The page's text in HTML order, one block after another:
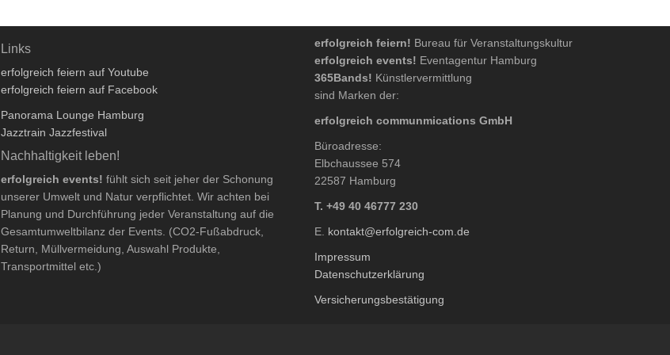
Links
erfolgreich feiern auf Youtube
erfolgreich feiern auf Facebook
Panorama Lounge Hamburg
Jazztrain Jazzfestival
Nachhaltigkeit leben!
erfolgreich events! fühlt sich seit jeher der Schonung
unserer Umwelt und Natur verpflichtet. Wir achten bei
Planung und Durchführung jeder Veranstaltung auf die
Gesamtumweltbilanz der Events. (CO2-Fußabdruck,
Return, Müllvermeidung, Auswahl Produkte,
Transportmittel etc.)
erfolgreich feiern! Bureau für Veranstaltungskultur
erfolgreich events! Eventagentur Hamburg
365Bands! Künstlervermittlung
sind Marken der:
erfolgreich communmications GmbH
Büroadresse:
Elbchaussee 574
22587 Hamburg
T. +49 40 46777 230
E. kontakt@erfolgreich-com.de
Impressum
Datenschutzerklärung
Versicherungsbestätigung